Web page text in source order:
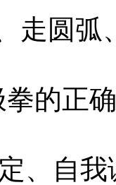
走圆弧
的正
、自